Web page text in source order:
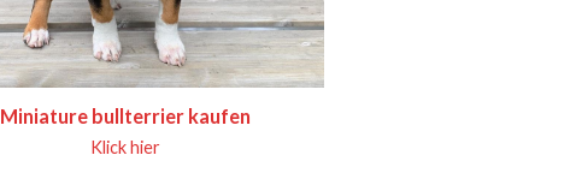
Miniature bullterrier kaufen
Klick hier